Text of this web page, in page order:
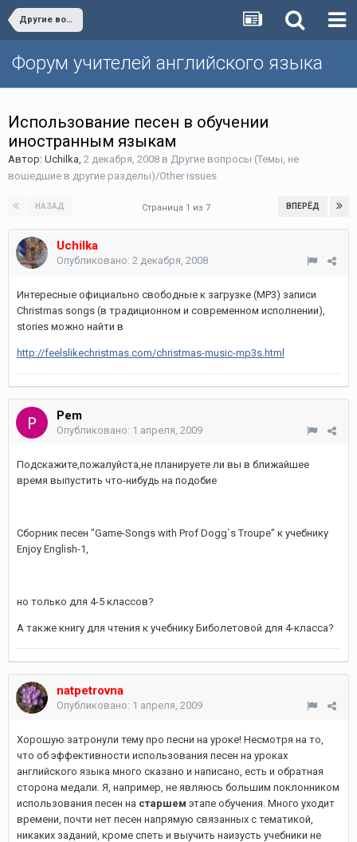
Другие вопросы (Темы, не вошедшие в другие разделы)/Other issues
Форум учителей английского языка
Использование песен в обучении
иностранным языкам
Автор: Uchilka, 2 декабря, 2008 в Другие вопросы (Темы, не
вошедшие в другие разделы)/Other issues
НАЗАД ВПЕРЁД
Страница 1 из 7
Uchilka
Опубликовано: 2 декабря, 2008
Интересные официально свободные к загрузке (МР3) записи
Christmas songs (в традиционном и современном исполнении),
stories можно найти в
http://feelslikechristmas.com/christmas-music-mp3s.html
Pem
Опубликовано: 1 апреля, 2009
Подскажите,пожалуйста,не планируете ли вы в ближайшее
время выпустить что-нибудь на подобие
Сборник песен "Game-Songs with Prof Dogg`s Troupe" к учебнику
Enjoy English-1,
но только для 4-5 классов?
А также книгу для чтения к учебнику Биболетовой для 4-класса?
natpetrovna
Опубликовано: 1 апреля, 2009
Хорошую затронули тему про песни на уроке! Несмотря на то,
что об эффективности использования песен на уроках
английского языка много сказано и написано, есть и обратная
сторона медали. Я, например, не являюсь большим поклонником
использования песен на старшем этапе обучения. Много уходит
времени, почти нет песен напрямую связанных с тематикой,
никаких заданий, кроме спеть и выучить наизусть учебники не